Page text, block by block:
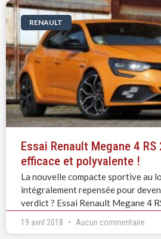
RENAULT
Essai Renault Megane 4 RS
efficace et polyvalente !
La nouvelle compacte sportive au
intégralement repensée pour
verdict ? Essai Renault Megane 4
19 avril 2018 Aucun commentaire